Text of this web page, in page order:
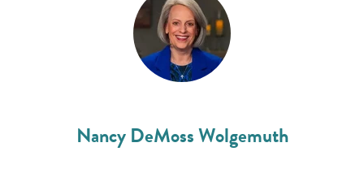
Nancy DeMoss Wolgemuth